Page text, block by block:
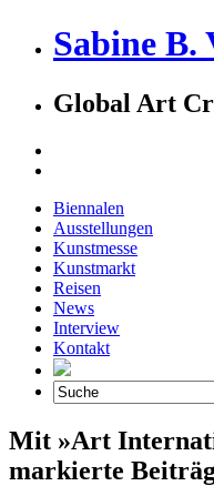
Sabine B.
Global Art
Biennalen
Ausstellungen
Kunstmesse
Kunstmarkt
Reisen
News
Interview
Kontakt
Mit »Art
markierte